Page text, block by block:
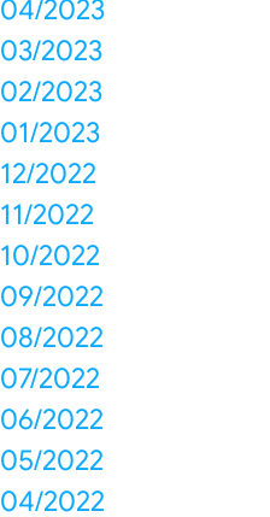
04/2023
03/2023
02/2023
01/2023
12/2022
11/2022
10/2022
09/2022
08/2022
07/2022
06/2022
05/2022
04/2022